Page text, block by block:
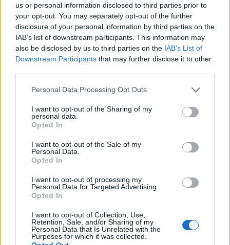
us or personal information disclosed to third parties prior to
your opt-out. You may separately opt-out of the further
disclosure of your personal information by third parties on the
IAB’s list of downstream participants. This information may
also be disclosed by us to third parties on the IAB’s List of
Downstream Participants that may further disclose it to other
Please note that this website/app uses one or more Google
not limited to your visit or usage behaviour. You may click to
grant or deny consent to Google and its third-party tags to
use your data for below specified purposes in below Google
consent section.
Personal Data Processing Opt Outs
I want to opt-out of the Sharing of my
personal data.
Opted In
I want to opt-out of the Sale of my
Personal Data.
Opted In
I want to opt-out of processing my
Personal Data for Targeted Advertising.
Opted In
I want to opt-out of Collection, Use,
Retention, Sale, and/or Sharing of my
Personal Data that Is Unrelated with the
Purposes for which it was collected.
Jóbarátok: Monica (Courteney Cox), Rachel (Jennifer
Aniston) és Phoebe (Lisa Kudrow)
4. Spinédzserek
A Clueless film (Spinédzserek) Alicia Silverstone
főszereplésével egy generáció öltözködését
inspirálta. Minden fiatal tini lány Cherhez akart
hasonlítani megjelenésben, beszédstílusban és
találékonyságban.